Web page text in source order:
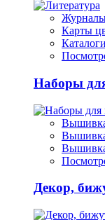
Карты
Каталоги
Наборы
Вышивка
Декор,